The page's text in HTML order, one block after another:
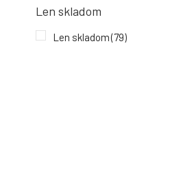
Legrand UPS
OEM cabling (79)
Len skladom
Len skladom(79)